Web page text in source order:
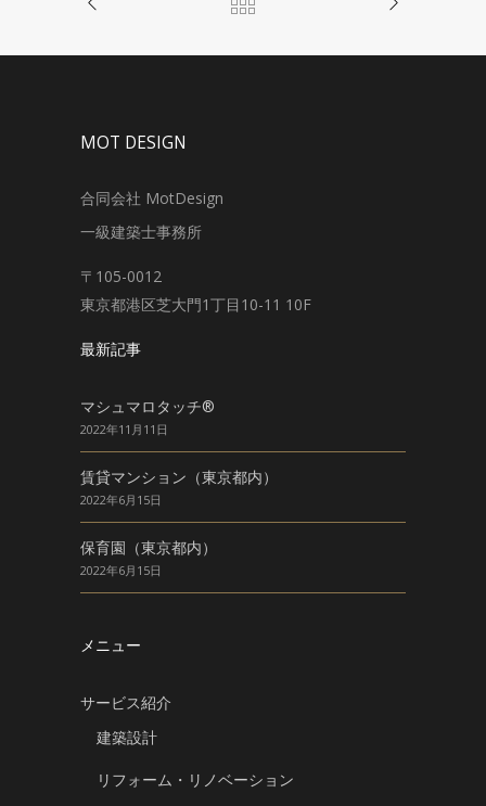
MOT DESIGN
合同会社 MotDesign
一級建築士事務所
〒105-0012
東京都港区芝大門1丁目10-11 10F
最新記事
マシュマロタッチ®
2022年11月11日
賃貸マンション（東京都内）
2022年6月15日
保育園（東京都内）
2022年6月15日
メニュー
サービス紹介
建築設計
リフォーム・リノベーション